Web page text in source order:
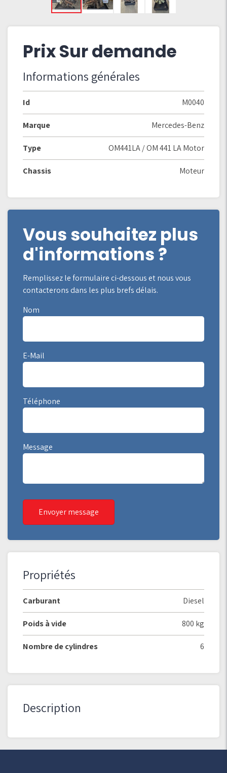
Prix Sur demande
Informations générales
Id M0040
Marque Mercedes-Benz
Type OM441LA / OM 441 LA Motor
Chassis Moteur
Vous souhaitez plus
d'informations ?
Remplissez le formulaire ci-dessous et nous vous
contacterons dans les plus brefs délais.
Nom
E-Mail
Téléphone
Message
Envoyer message
Propriétés
Carburant Diesel
Poids à vide 800 kg
Nombre de cylindres 6
Description